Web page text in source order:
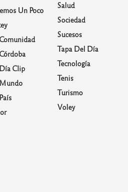
Un Poco
Clip
Salud
Sociedad
Sucesos
Tapa Del Día
Tecnología
Tenis
Turismo
Voley